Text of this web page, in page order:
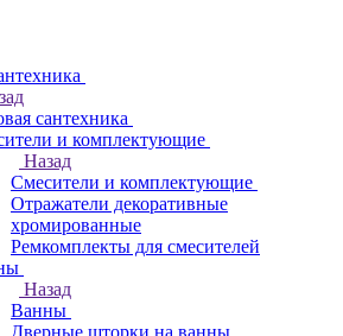
сантехника
и комплектующие
Назад
Смесители и комплектующие
Отражатели декоративные
хромированные
Ремкомплекты для смесителей
Назад
Ванны
Дверные шторки на ванны